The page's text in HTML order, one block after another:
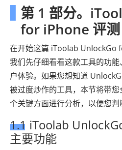
第 1 部分。
for iPhone 评测
在开始这篇 iToolab UnlockGo
我们先仔细看看这款工具的功
户体验。如果您想知道
被过度炒作的工具，本节将带
个关键方面进行分析，以便您判
1.1 iToolab
主要功能